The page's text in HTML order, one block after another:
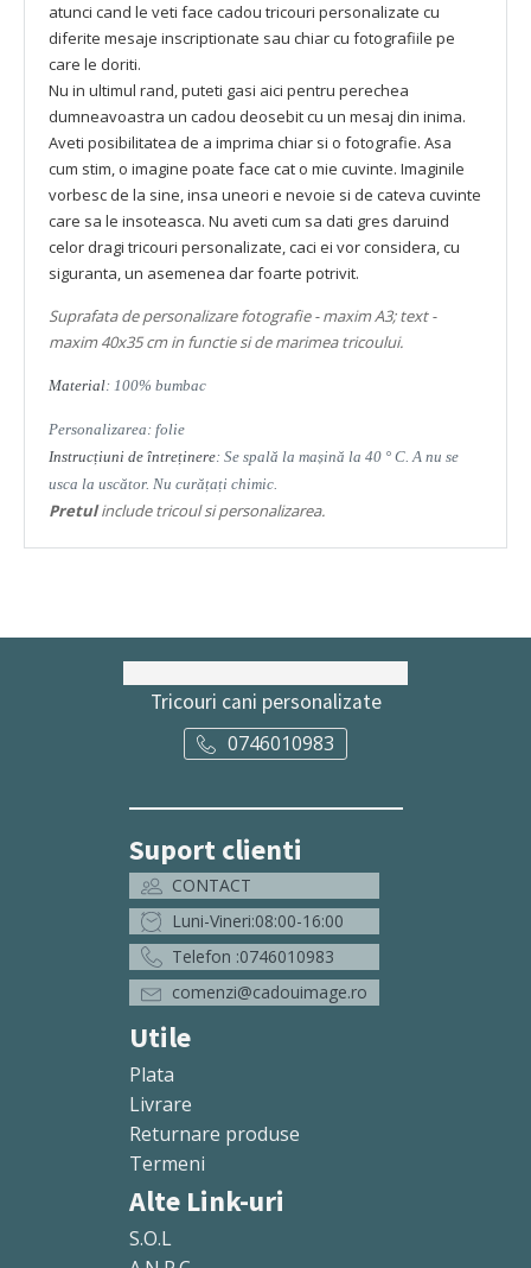
atunci cand le veti face cadou tricouri personalizate cu
diferite mesaje inscriptionate sau chiar cu fotografiile pe
care le doriti.
Nu in ultimul rand, puteti gasi aici pentru perechea
dumneavoastra un cadou deosebit cu un mesaj din inima.
Aveti posibilitatea de a imprima chiar si o fotografie. Asa
cum stim, o imagine poate face cat o mie cuvinte. Imaginile
vorbesc de la sine, insa uneori e nevoie si de cateva cuvinte
care sa le insoteasca. Nu aveti cum sa dati gres daruind
celor dragi tricouri personalizate, caci ei vor considera, cu
siguranta, un asemenea dar foarte potrivit.
Suprafata de personalizare fotografie - maxim A3; text -
maxim 40x35 cm in functie si de marimea tricoului.
Material: 100% bumbac
Personalizarea: folie
Instrucțiuni de întreținere: Se spală la mașină la 40 ° C. A nu se
usca la uscător. Nu curățați chimic.
Pretulinclude tricoul si personalizarea.
Tricouri cani personalizate
0746010983
Suport clienti
CONTACT
Luni-Vineri:08:00-16:00
Telefon :0746010983
comenzi@cadouimage.ro
Utile
Plata
Livrare
Returnare produse
Termeni
Alte Link-uri
S.O.L